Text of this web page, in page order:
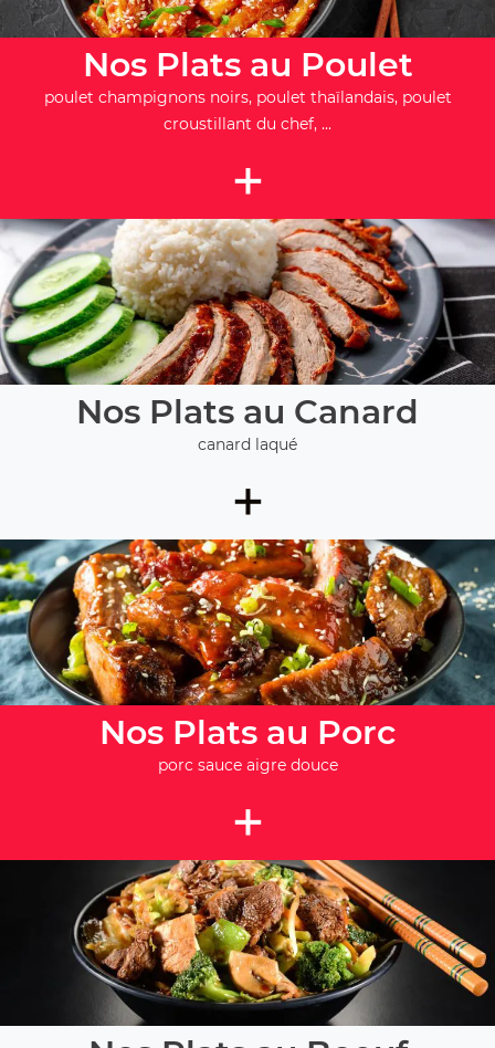
Nos Plats au Poulet
poulet champignons noirs, poulet thaïlandais, poulet
croustillant du chef, ...
+
Nos Plats au Canard
canard laqué
+
Nos Plats au Porc
porc sauce aigre douce
+